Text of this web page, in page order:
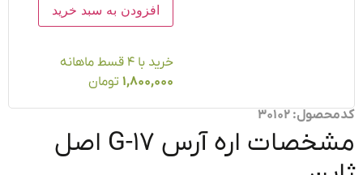
افزودن به سبد خرید
خرید با ۴ قسط ماهانه
1,800,000تومان
30102
مشخصات اره آرس G-17 اصل